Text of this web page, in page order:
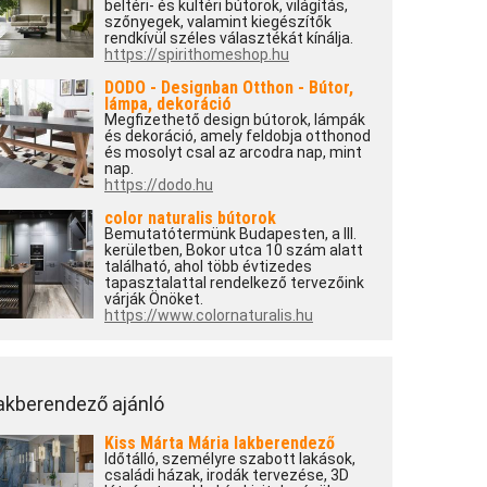
beltéri- és kültéri bútorok, világítás,
szőnyegek, valamint kiegészítők
rendkívül széles választékát kínálja.
https://spirithomeshop.hu
DODO - Designban Otthon - Bútor,
lámpa, dekoráció
Megfizethető design bútorok, lámpák
és dekoráció, amely feldobja otthonod
és mosolyt csal az arcodra nap, mint
nap.
https://dodo.hu
color naturalis bútorok
Bemutatótermünk Budapesten, a III.
kerületben, Bokor utca 10 szám alatt
található, ahol több évtizedes
tapasztalattal rendelkező tervezőink
várják Önöket.
https://www.colornaturalis.hu
ajánló
Kiss Márta Mária lakberendező
Időtálló, személyre szabott lakások,
családi házak, irodák tervezése, 3D